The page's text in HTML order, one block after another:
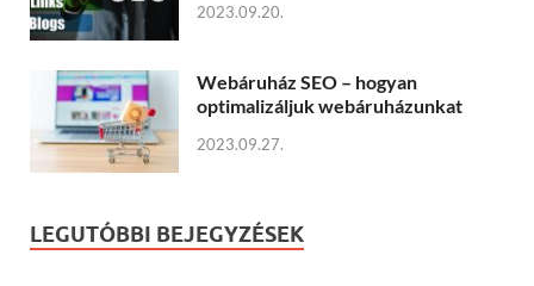
2023.09.20.
Webáruház SEO – hogyan
optimalizáljuk webáruházunkat
2023.09.27.
LEGUTÓBBI BEJEGYZÉSEK